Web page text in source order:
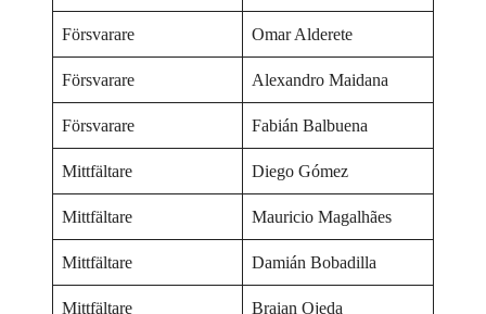
Försvarare Omar Alderete
Försvarare Alexandro Maidana
Försvarare Fabián Balbuena
Mittfältare Diego Gómez
Mittfältare Mauricio Magalhães
Mittfältare Damián Bobadilla
Mittfältare Braian Ojeda